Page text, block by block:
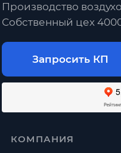
Производство
Собственный цех
Запросить КП
КОМПАНИЯ